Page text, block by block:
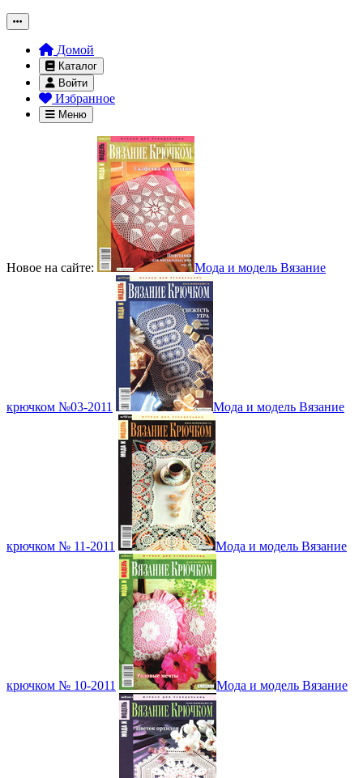
Домой
Каталог
Войти
Избранное
Меню
Новое на сайте: Мода и модель Вязание
крючком №03-2011 Мода и модель Вязание
крючком № 11-2011 Мода и модель Вязание
крючком № 10-2011 Мода и модель Вязание